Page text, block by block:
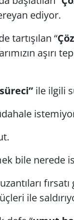
ediyor.
tartışılan “
aşırı
ile ilgili
bile nerede
ile